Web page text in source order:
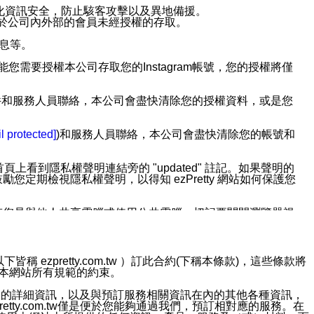
訊安全，防止駭客攻擊以及異地備援。
司內外部的會員未經授權的存取。
等。
需要授權本公司存取您的Instagram帳號，您的授權將僅
服務人員聯絡，本公司會盡快清除您的授權資料，或是您
protected])和服務人員聯絡，本公司會盡快清除您的帳號和
上看到隱私權聲明連結旁的 "updated" 註記。如果聲明的
您定期檢視隱私權聲明，以得知 ezPretty 網站如何保護您
是與他人共享電腦或使用公共電腦，切記要關閉瀏覽器視
，將可收到通知型訊息。
皆稱 ezpretty.com.tw ）訂此合約(下稱本條款)，這些條款將
站所有規範的約束。
詳細資訊，以及與預訂服務相關資訊在內的其他各種資訊，
僅是便於您能夠通過我們，預訂相對應的服務。在